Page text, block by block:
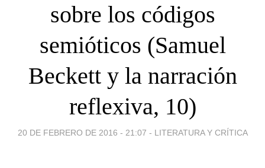
sobre los códigos
semióticos (Samuel
Beckett y la narración
reflexiva, 10)
20 DE FEBRERO DE 2016 - 21:07 - LITERATURA Y CRÍTICA